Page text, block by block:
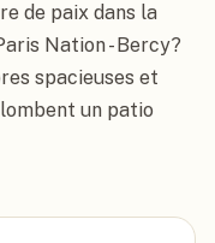
de paix dans la
Nation - Bercy?
spacieuses et
un patio